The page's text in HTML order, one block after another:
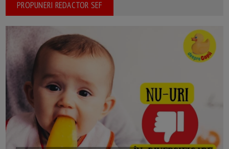
PROPUNERI REDACTOR SEF